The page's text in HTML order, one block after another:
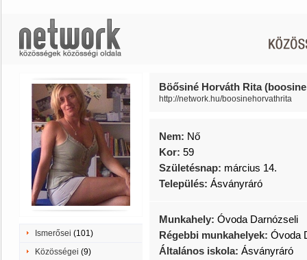
Ismerősei (101)
Közösségei (9)
Böősiné Horváth Rita
http://network.hu/boosinehorvathrita
Nem: Nő
Kor: 59
Születésnap: március 14.
Település: Ásványráró
Munkahely: Óvoda Darnózseli
Régebbi munkahelyek: Óvoda
Általános iskola: Ásványráró